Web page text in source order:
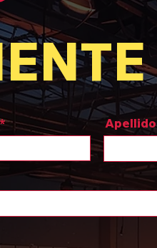
Apellido